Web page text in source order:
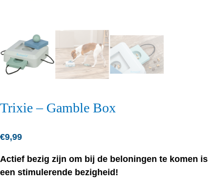
Trixie – Gamble Box
€9,99
Actief bezig zijn om bij de beloningen te komen is
een stimulerende bezigheid!